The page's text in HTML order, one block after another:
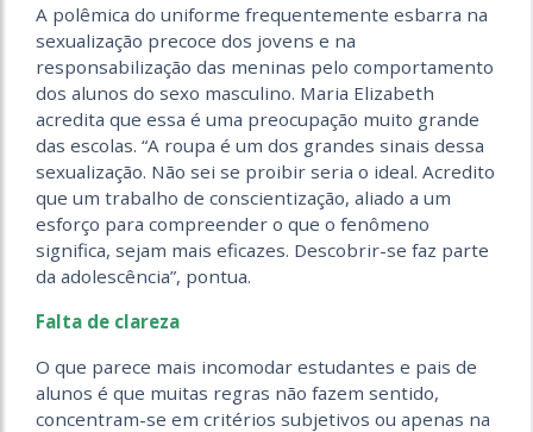
A polêmica do uniforme frequentemente esbarra na
sexualização precoce dos jovens e na
responsabilização das meninas pelo comportamento
dos alunos do sexo masculino. Maria Elizabeth
acredita que essa é uma preocupação muito grande
das escolas. “A roupa é um dos grandes sinais dessa
sexualização. Não sei se proibir seria o ideal. Acredito
que um trabalho de conscientização, aliado a um
esforço para compreender o que o fenômeno
significa, sejam mais eficazes. Descobrir-se faz parte
da adolescência”, pontua.
Falta de clareza
O que parece mais incomodar estudantes e pais de
alunos é que muitas regras não fazem sentido,
concentram-se em critérios subjetivos ou apenas na